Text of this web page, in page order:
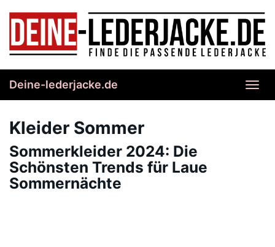
content
Deine-lederjacke.de
Kleider Sommer
Sommerkleider 2024: Die
Schönsten Trends für Laue
Sommernächte